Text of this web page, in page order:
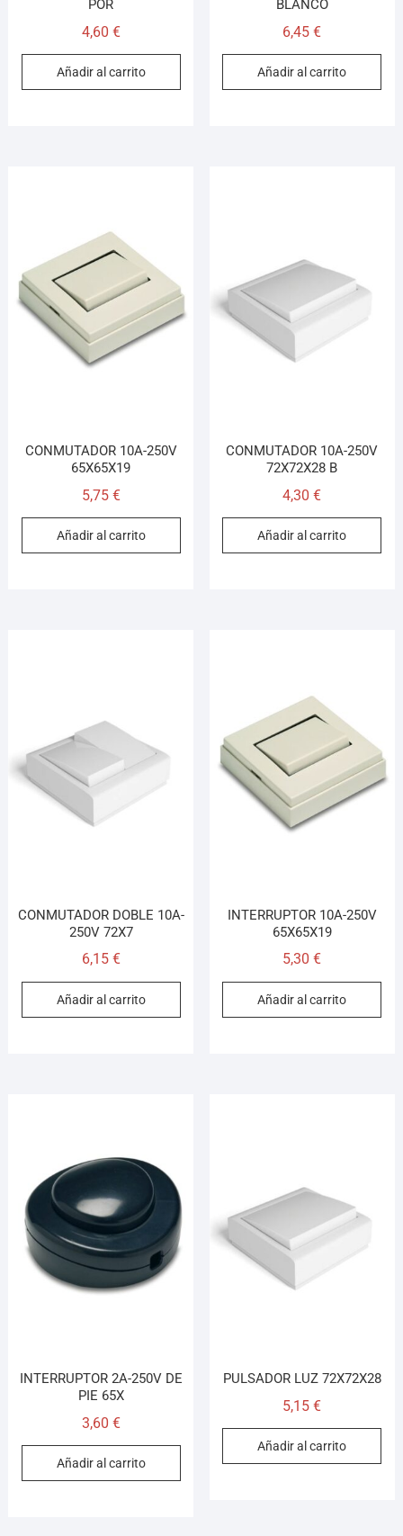
POR
4,60 €
Añadir al carrito
BLANCO
6,45€
Añadir al carrito
CONMUTADOR 10A-250V
65X65X19
5,75 €
Añadir al carrito
CONMUTADOR 10A-250V
72X72X28 B
4,30€
Añadir al carrito
CONMUTADOR DOBLE 10A-
250V 72X7
6,15 €
Añadir al carrito
INTERRUPTOR 10A-250V
65X65X19
5,30€
Añadir al carrito
INTERRUPTOR 2A-250V DE
PIE 65X
3,60 €
Añadir al carrito
PULSADOR LUZ 72X72X28
5,15€
Añadir al carrito